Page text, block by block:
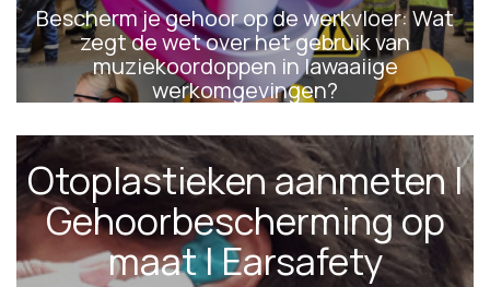
Bescherm je gehoor op de werkvloer: Wat
zegt de wet over het gebruik van
muziekoordoppen in lawaaiige
werkomgevingen?
Otoplastieken aanmeten |
Gehoorbescherming op
maat | Earsafety